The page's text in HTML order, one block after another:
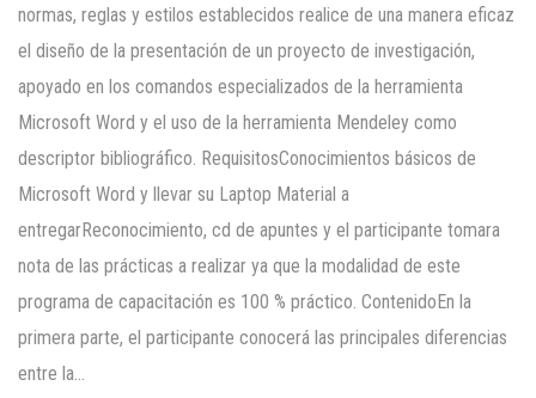
normas, reglas y estilos establecidos realice de una manera eficaz
el diseño de la presentación de un proyecto de investigación,
apoyado en los comandos especializados de la herramienta
Microsoft Word y el uso de la herramienta Mendeley como
descriptor bibliográfico. RequisitosConocimientos básicos de
Microsoft Word y llevar su Laptop Material a
entregarReconocimiento, cd de apuntes y el participante tomara
nota de las prácticas a realizar ya que la modalidad de este
programa de capacitación es 100 % práctico. ContenidoEn la
primera parte, el participante conocerá las principales diferencias
entre la…